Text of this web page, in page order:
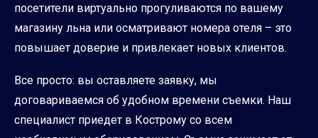
посетители виртуально прогуливаются по вашему
магазину льна или осматривают номера отеля – это
повышает доверие и привлекает новых клиентов.
Все просто: вы оставляете заявку, мы
договариваемся об удобном времени съемки. Наш
специалист приедет в Кострому со всем